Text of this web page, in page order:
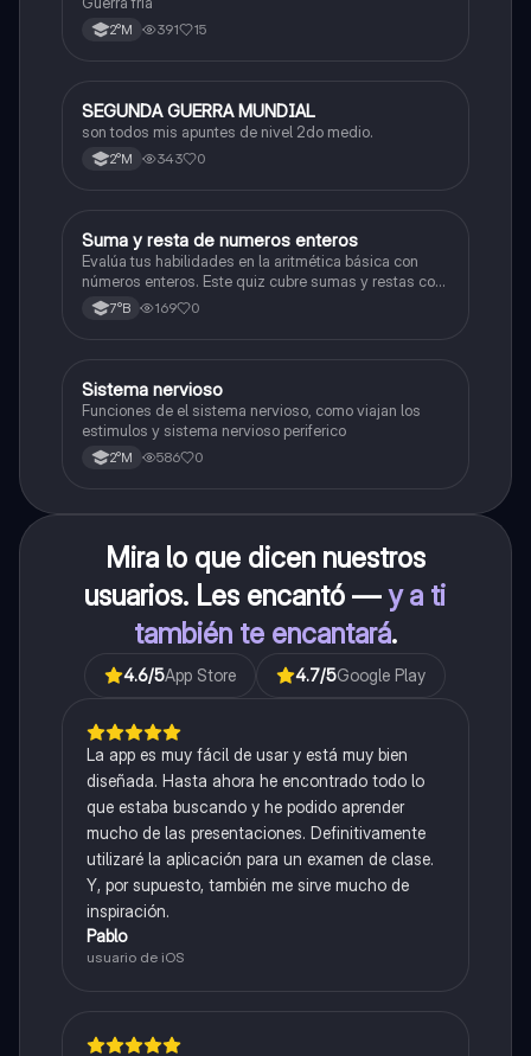
2°M 391 15
Historia
SEGUNDA GUERRA MUNDIAL
son todos mis apuntes de nivel 2do medio.
2°M 343 0
SMatemáticas
Suma y resta de numeros enteros
Evalúa tus habilidades en la aritmética básica con
números enteros. Este quiz cubre sumas y restas con
números positivos y negativos.
7°B 169 0
SBiología
Sistema nervioso
Funciones de el sistema nervioso, como viajan los
estimulos y sistema nervioso periferico
2°M 586 0
Mira lo que dicen nuestros
usuarios. Les encantó —y a ti
también te encantará.
4.6/5App Store 4.7/5Google Play
La app es muy fácil de usar y está muy bien
diseñada. Hasta ahora he encontrado todo lo
que estaba buscando y he podido aprender
mucho de las presentaciones. Definitivamente
utilizaré la aplicación para un examen de clase.
Y, por supuesto, también me sirve mucho de
inspiración.
Pablo
usuario de iOS